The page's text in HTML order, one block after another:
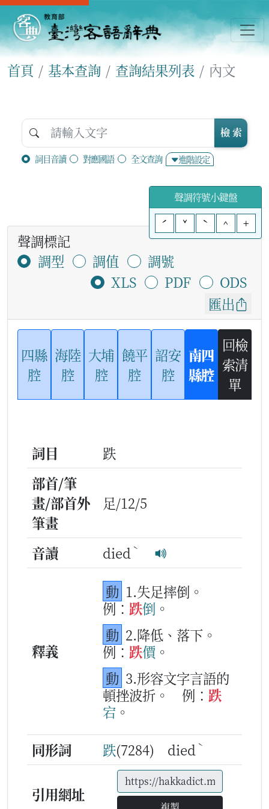
首頁 基本查詢 查詢結果列表 內文
詞目音讀 對應國語 全文查詢 進階設定
檢 索
聲調符號小鍵盤
ˊ
ˇ ˋ ^ +
聲調標記
調型
調值
調號
XLS
PDF
ODS
匯出
四縣
腔
海陸
腔
大埔
腔
饒平
腔
詔安
腔
南四
縣腔
回檢
索清
單
詞目
跌
部首/筆
畫/部首外
筆畫
足/12/5
音讀 died ˋ
釋義
動 1.失足摔倒。
例： 跌倒 。
動 2.降低、落下。
例： 跌價 。
動 3.形容文字言語的
頓挫波折。
例： 跌
宕 。
同形詞
跌(7284) died ˋ
引用網址